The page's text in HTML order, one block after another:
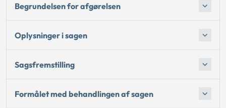
Begrundelsen for afgørelsen
Oplysninger i sagen
Sagsfremstilling
Formålet med behandlingen af sagen